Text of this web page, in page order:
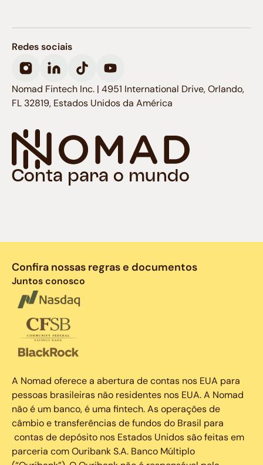
Conta para o mundo
Redes sociais
Nomad Fintech Inc. | 4951 International Drive, Orlando,
FL 32819, Estados Unidos da América
Confira nossas regras e documentos
Juntos conosco
A Nomad oferece a abertura de contas nos EUA para
pessoas brasileiras não residentes nos EUA. A Nomad
não é um banco, é uma fintech. As operações de
câmbio e transferências de fundos do Brasil para
contas de depósito nos Estados Unidos são feitas em
parceria com Ouribank S.A. Banco Múltiplo